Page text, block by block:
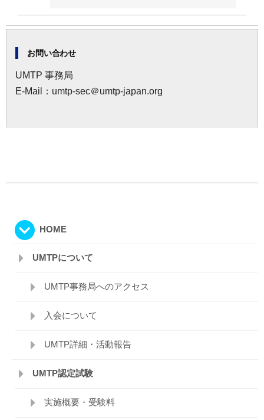
お問い合わせ
UMTP 事務局
E-Mail：umtp-sec＠umtp-japan.org
HOME
UMTPについて
UMTP事務局へのアクセス
入会について
UMTP詳細・活動報告
UMTP認定試験
実施概要・受験料